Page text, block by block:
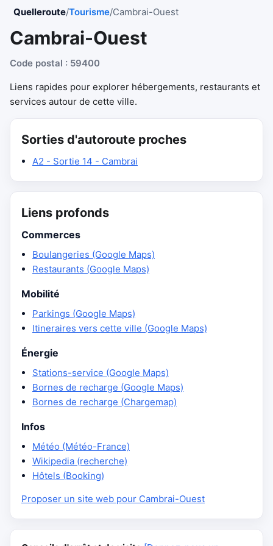
Quelleroute/Tourisme/Cambrai-Ouest
Cambrai-Ouest
Code postal : 59400
Liens rapides pour explorer hébergements, restaurants et
services autour de cette ville.
Sorties d'autoroute proches
A2 - Sortie 14 - Cambrai
Liens profonds
Commerces
Boulangeries (Google Maps)
Restaurants (Google Maps)
Mobilité
Parkings (Google Maps)
Itineraires vers cette ville (Google Maps)
Énergie
Stations-service (Google Maps)
Bornes de recharge (Google Maps)
Bornes de recharge (Chargemap)
Infos
Météo (Météo-France)
Wikipedia (recherche)
Hôtels (Booking)
Proposer un site web pour Cambrai-Ouest